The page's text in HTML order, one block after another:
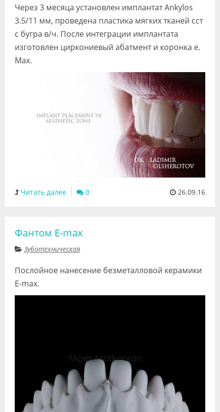
Через 3 месяца установлен имплантат Ankylos
3.5/11 мм, проведена пластика мягких тканей сст
с бугра в/ч. После интеграции имплантата
изготовлен циркониевый абатмент и коронка е.
Max.
Читать далее 0 26.09.16
Фантом E-max
Зуботехническая
Послойное нанесение безметалловой керамики
E-max.